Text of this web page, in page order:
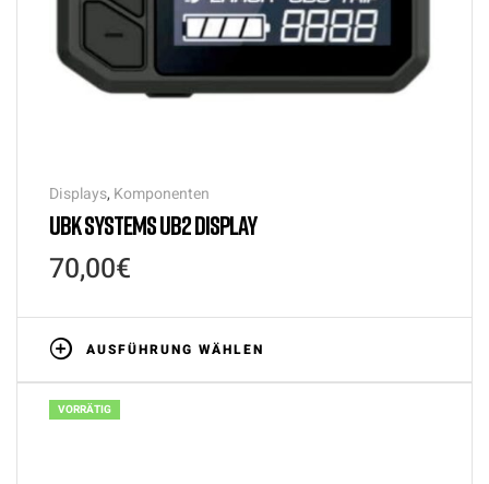
Displays, Komponenten
UBK SYSTEMS UB2 DISPLAY
70,00€
AUSFÜHRUNG WÄHLEN
VORRÄTIG